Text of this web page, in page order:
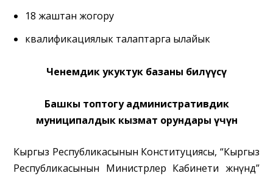
18 жаштан жогору
квалификациялык талаптарга ылайык
Ченемдик укуктук базаны билүүсү
Башкы топтогу административдик
муниципалдык кызмат орундары үчүн
Кыргыз Республикасынын Конституциясы, “Кыргыз
Республикасынын Министрлер Кабинети жөнүндө”